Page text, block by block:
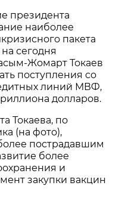
президента
наиболее
пакета
сегодня
Жомарт Токаев
поступления со
линий МВФ,
долларов.
Токаева, по
(на фото),
пострадавшим
более
и
закупки вакцин